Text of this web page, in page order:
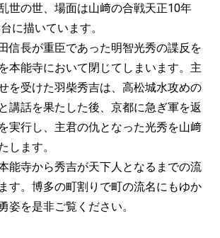
世の世、場面は山﨑の合戦天正10年
に描いています。
信長が重臣であった明智光秀の諜反を
本能寺において閉じてしまいます。主
を受けた羽柴秀吉は、高松城水攻めの
講話を果たした後、京都に急ぎ軍を返
実行し、主君の仇となった光秀を山﨑
します。
能寺から秀吉が天下人となるまでの流
す。博多の町割りで町の流名にもゆか
姿を是非ご覧ください。